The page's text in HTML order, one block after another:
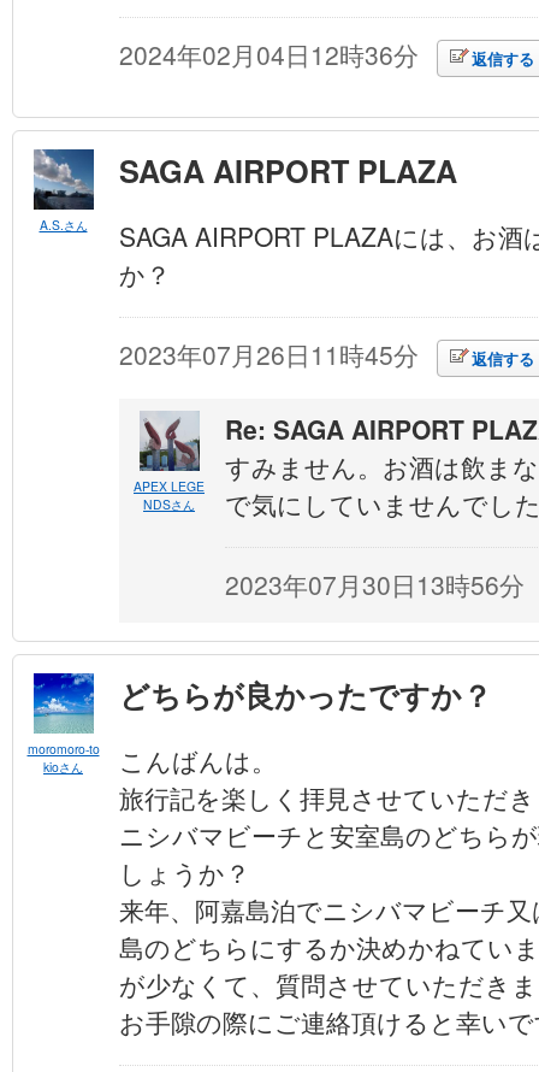
2024年02月04日12時36分 返信する
A.S.さん
SAGA AIRPORT PLAZA
SAGA AIRPORT PLAZAには、お
か？
2023年07月26日11時45分 返信する
APEX LEGE
NDSさん
Re: SAGA AIRPORT
すみません。お酒は飲ま
で気にしていませんでし
2023年07月30日13時56分
moromoro-to
kioさん
どちらが良かったですか？
こんばんは。
旅行記を楽しく拝見させていただ
ニシバマビーチと安室島のどちら
しょうか？
来年、阿嘉島泊でニシバマビーチ
島のどちらにするか決めかねてい
が少なくて、質問させていただき
お手隙の際にご連絡頂けると幸い